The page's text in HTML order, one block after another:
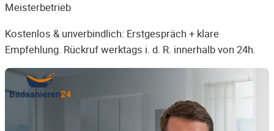
Meisterbetrieb
Kostenlos & unverbindlich: Erstgespräch + klare
Empfehlung. Rückruf werktags i. d. R. innerhalb von 24h.